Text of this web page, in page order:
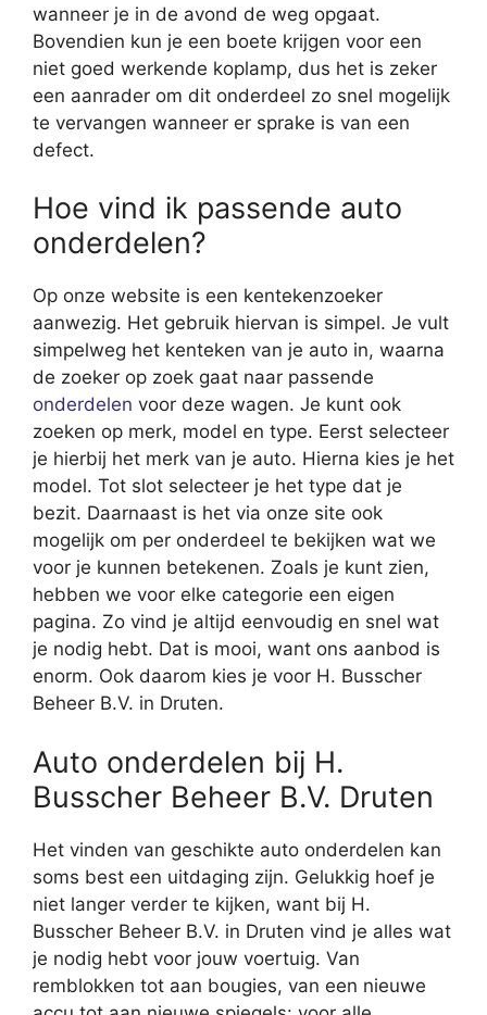
wanneer je in de avond de weg opgaat.
Bovendien kun je een boete krijgen voor een
niet goed werkende koplamp, dus het is zeker
een aanrader om dit onderdeel zo snel mogelijk
te vervangen wanneer er sprake is van een
defect.
Hoe vind ik passende auto
onderdelen?
Op onze website is een kentekenzoeker
aanwezig. Het gebruik hiervan is simpel. Je vult
simpelweg het kenteken van je auto in, waarna
de zoeker op zoek gaat naar passende
onderdelen voor deze wagen. Je kunt ook
zoeken op merk, model en type. Eerst selecteer
je hierbij het merk van je auto. Hierna kies je het
model. Tot slot selecteer je het type dat je
bezit. Daarnaast is het via onze site ook
mogelijk om per onderdeel te bekijken wat we
voor je kunnen betekenen. Zoals je kunt zien,
hebben we voor elke categorie een eigen
pagina. Zo vind je altijd eenvoudig en snel wat
je nodig hebt. Dat is mooi, want ons aanbod is
enorm. Ook daarom kies je voor H. Busscher
Beheer B.V. in Druten.
Auto onderdelen bij H.
Busscher Beheer B.V. Druten
Het vinden van geschikte auto onderdelen kan
soms best een uitdaging zijn. Gelukkig hoef je
niet langer verder te kijken, want bij H.
Busscher Beheer B.V. in Druten vind je alles wat
je nodig hebt voor jouw voertuig. Van
remblokken tot aan bougies, van een nieuwe